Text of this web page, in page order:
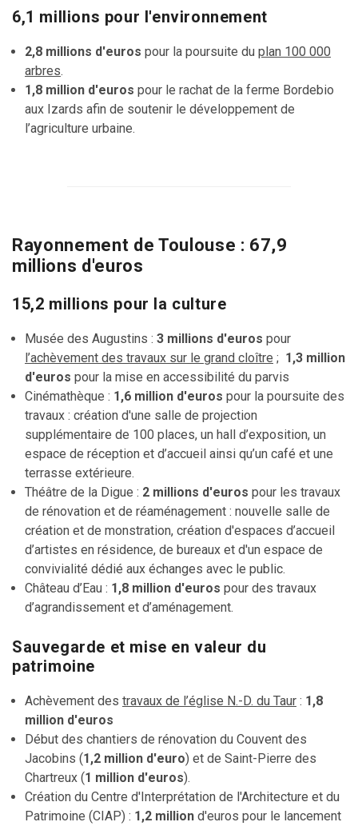
6,1 millions pour l'environnement
2,8 millions d'euros pour la poursuite du plan 100 000
arbres.
1,8 million d'euros pour le rachat de la ferme Bordebio
aux Izards afin de soutenir le développement de
l’agriculture urbaine.
Rayonnement de Toulouse : 67,9
millions d'euros
15,2 millions pour la culture
Musée des Augustins : 3 millions d'euros pour
l’achèvement des travaux sur le grand cloître ; 1,3 million
d'euros pour la mise en accessibilité du parvis
Cinémathèque : 1,6 million d'euros pour la poursuite des
travaux : création d'une salle de projection
supplémentaire de 100 places, un hall d’exposition, un
espace de réception et d’accueil ainsi qu’un café et une
terrasse extérieure.
Théâtre de la Digue : 2 millions d'euros pour les travaux
de rénovation et de réaménagement : nouvelle salle de
création et de monstration, création d'espaces d’accueil
d’artistes en résidence, de bureaux et d'un espace de
convivialité dédié aux échanges avec le public.
Château d’Eau : 1,8 million d'euros pour des travaux
d’agrandissement et d’aménagement.
Sauvegarde et mise en valeur du
patrimoine
Achèvement des travaux de l’église N.-D. du Taur : 1,8
million d'euros
Début des chantiers de rénovation du Couvent des
Jacobins (1,2 million d'euro) et de Saint-Pierre des
Chartreux (1 million d'euros).
Création du Centre d'Interprétation de l'Architecture et du
Patrimoine (CIAP) : 1,2 million d'euros pour le lancement